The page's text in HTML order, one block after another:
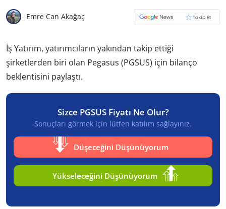
Emre Can Akağaç
İş Yatırım, yatırımcıların yakından takip ettiği
şirketlerden biri olan Pegasus (PGSUS) için bilanço
beklentisini paylaştı.
Sizce PGSUS Fiyatı Ne Olur?
Sonuçları görmek için lütfen katılım sağlayınız.
Düşeceğini Düşünüyorum
Yükseleceğini Düşünüyorum